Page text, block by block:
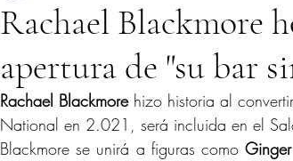
Rachael Blackmore
apertura de "su bar
Rachael Blackmore hizo historia al
National en 2.021, será incluida en el
Blackmore se unirá a figuras como